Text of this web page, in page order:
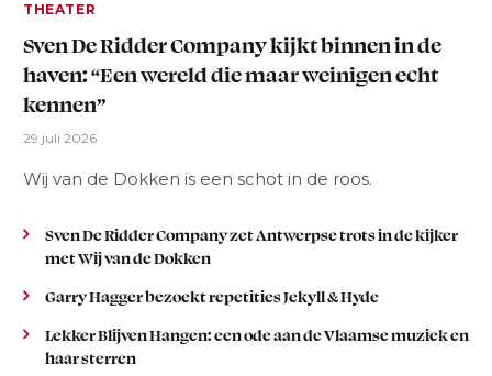
THEATER
Sven De Ridder Company kijkt binnen in de
haven: “Een wereld die maar weinigen echt
kennen”
29 juli 2026
Wij van de Dokken is een schot in de roos.
Sven De Ridder Company zet Antwerpse trots in de kijker
met Wij van de Dokken
Garry Hagger bezoekt repetities Jekyll & Hyde
Lekker Blijven Hangen: een ode aan de Vlaamse muziek en
haar sterren